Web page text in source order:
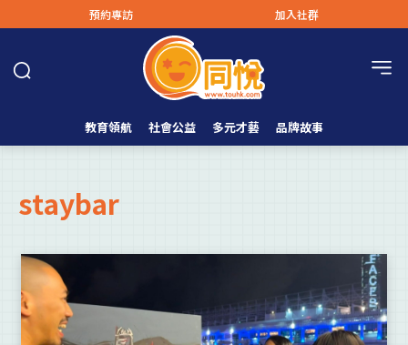
預約專訪 加入社群
教育領航 社會公益 多元才藝 品牌故事
staybar